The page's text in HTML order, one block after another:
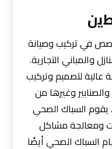
في تركيب وصيانة
والمباني التجارية.
عالية لتصميم وتركيب
وغيرها من
يقوم السباك الصحي
ومعالجة مشاكل
السباك الصحي أيضًا